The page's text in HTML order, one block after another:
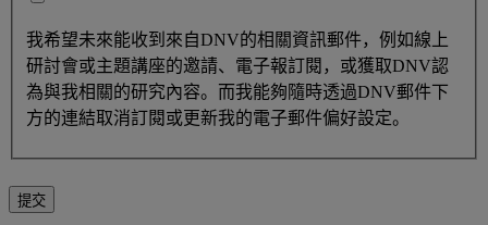
我希望未來能收到來自DNV的相關資訊郵件，例如線上
研討會或主題講座的邀請、電子報訂閱，或獲取DNV認
為與我相關的研究內容。而我能夠隨時透過DNV郵件下
方的連結取消訂閱或更新我的電子郵件偏好設定。
提交